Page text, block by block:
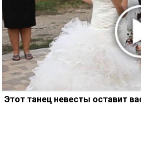
Этот танец невесты оставит